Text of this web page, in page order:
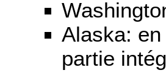
Alaska:
partie